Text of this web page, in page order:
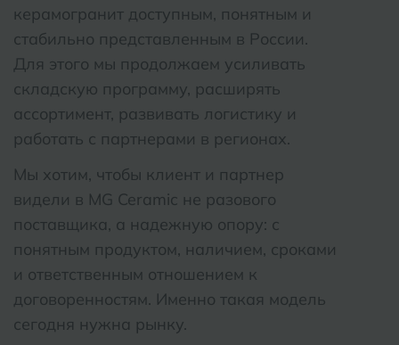
керамогранит доступным, понятным и
стабильно представленным в России.
Для этого мы продолжаем усиливать
складскую программу, расширять
ассортимент, развивать логистику и
работать с партнерами в регионах.
Мы хотим, чтобы клиент и партнер
видели в MG Ceramic не разового
поставщика, а надежную опору: с
понятным продуктом, наличием, сроками
и ответственным отношением к
договоренностям. Именно такая модель
сегодня нужна рынку.